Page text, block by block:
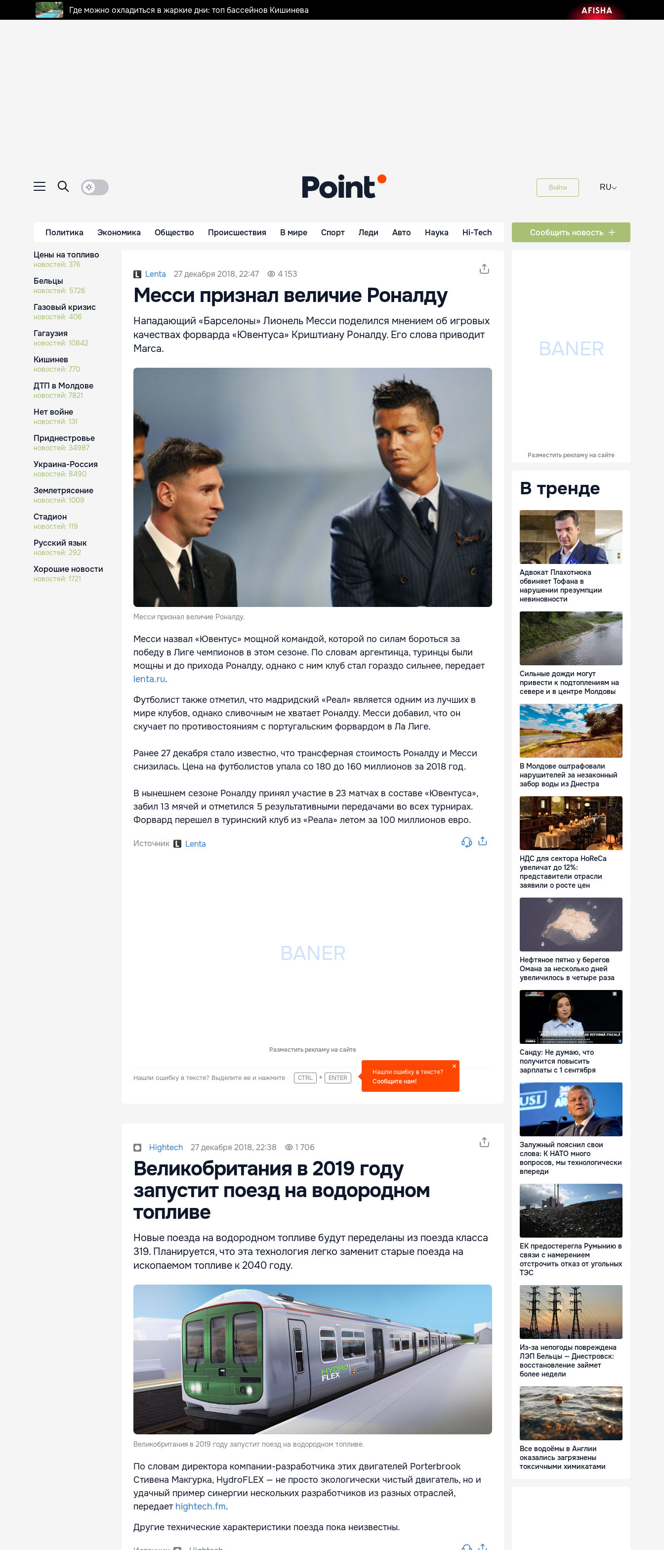
Где можно охладиться в жаркие дни: топ бассейнов Кишинева
Войти RU⌵
Политика Экономика Общество Происшествия В мире Спорт Леди Авто Наука Hi-Tech Сообщить новость
Цены на топливо
новостей: 376
Бельцы
новостей: 5726
Газовый кризис
новостей: 406
Гагаузия
новостей: 10842
Кишинев
новостей: 770
ДТП в Молдове
новостей: 7821
Нет войне
новостей: 131
Приднестровье
новостей: 34987
Украина-Россия
новостей: 8490
Землетрясение
новостей: 1009
Стадион
новостей: 119
Русский язык
новостей: 292
Хорошие новости
новостей: 1721
Lenta 27 декабря 2018, 22:47 4 153
Месси признал величие Роналду
Нападающий «Барселоны» Лионель Месси поделился мнением об игровых
качествах форварда «Ювентуса» Криштиану Роналду. Его слова приводит
Marca.
Месси признал величие Роналду.
Месси назвал «Ювентус» мощной командой, которой по силам бороться за
победу в Лиге чемпионов в этом сезоне. По словам аргентинца, туринцы были
мощны и до прихода Роналду, однако с ним клуб стал гораздо сильнее, передает
lenta.ru.
Футболист также отметил, что мадридский «Реал» является одним из лучших в
мире клубов, однако сливочным не хватает Роналду. Месси добавил, что он
скучает по противостояниям с португальским форвардом в Ла Лиге.
Ранее 27 декабря стало известно, что трансферная стоимость Роналду и Месси
снизилась. Цена на футболистов упала со 180 до 160 миллионов за 2018 год.
В нынешнем сезоне Роналду принял участие в 23 матчах в составе «Ювентуса»,
забил 13 мячей и отметился 5 результативными передачами во всех турнирах.
Форвард перешел в туринский клуб из «Реала» летом за 100 миллионов евро.
Источник Lenta
Разместить рекламу на сайте
Нашли ошибку в тексте? Выделите ее и нажмите CTRL + ENTER
Нашли ошибку в тексте?
Сообщите нам!
Hightech 27 декабря 2018, 22:38 1 706
Великобритания в 2019 году
запустит поезд на водородном
топливе
Новые поезда на водородном топливе будут переделаны из поезда класса
319. Планируется, что эта технология легко заменит старые поезда на
ископаемом топливе к 2040 году.
Великобритания в 2019 году запустит поезд на водородном топливе.
По словам директора компании-разработчика этих двигателей Porterbrook
Стивена Макгурка, HydroFLEX — не просто экологически чистый двигатель, но и
удачный пример синергии нескольких разработчиков из разных отраслей,
передает hightech.fm.
Другие технические характеристики поезда пока неизвестны.
Разместить рекламу на сайте
В тренде
Адвокат Плахотнюка
обвиняет Тофана в
нарушении презумпции
невиновности
Сильные дожди могут
привести к подтоплениям на
севере и в центре Молдовы
В Молдове оштрафовали
нарушителей за незаконный
забор воды из Днестра
НДС для сектора HoReCa
увеличат до 12%:
представители отрасли
заявили о росте цен
Нефтяное пятно у берегов
Омана за несколько дней
увеличилось в четыре раза
Санду: Не думаю, что
получится повысить
зарплаты с 1 сентября
Залужный пояснил свои
слова: К НАТО много
вопросов, мы технологически
впереди
ЕК предостерегла Румынию в
связи с намерением
отстрочить отказ от угольных
ТЭС
Из-за непогоды повреждена
ЛЭП Бельцы — Днестровск:
восстановление займет
более недели
Все водоёмы в Англии
оказались загрязнены
токсичными химикатами